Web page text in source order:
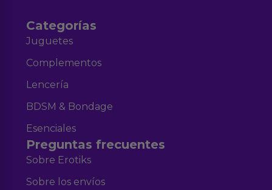
Categorías
Juguetes
Complementos
Lencería
BDSM & Bondage
Esenciales
Preguntas frecuentes
Sobre Erotiks
Sobre los envíos